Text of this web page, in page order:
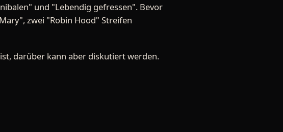
und "Lebendig gefressen". Bevor
zwei "Robin Hood" Streifen
darüber kann aber diskutiert werden.